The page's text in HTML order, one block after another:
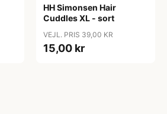
HH Simonsen Hair
Cuddles XL - sort
VEJL. PRIS 39,00 KR
15,00 kr